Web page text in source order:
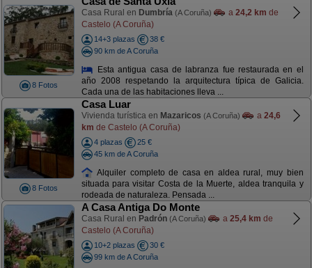
8 Fotos
Casa Rural en Dumbría (A Coruña) a 24,2 km de
Castelo (A Coruña)
14+3 plazas
38 €
90 km de A Coruña
Esta antigua casa de labranza fue restaurada en el
año 2008 respetando la arquitectura típica de Galicia.
Cada una de las habitaciones lleva ...
8 Fotos
Casa Luar
Vivienda turística en Mazaricos (A Coruña) a 24,6
km de Castelo (A Coruña)
4 plazas
25 €
45 km de A Coruña
Alquiler completo de casa en aldea rural, muy bien
situada para visitar Costa de la Muerte, aldea tranquila y
rodeada de naturaleza. Pensada ...
A Casa Antiga Do Monte
Casa Rural en Padrón (A Coruña) a 25,4 km de
Castelo (A Coruña)
10+2 plazas
30 €
99 km de A Coruña